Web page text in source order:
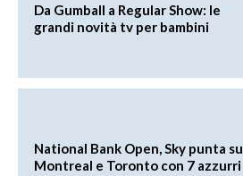
Da Gumball a Regular Show: le
grandi novità tv per bambini
National Bank Open, Sky punta su
Montreal e Toronto con 7 azzurri